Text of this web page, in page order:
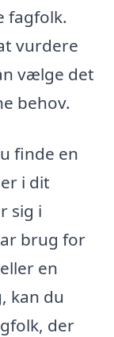
fagfolk.
vurdere
vælge det
behov.
finde en
i dit
sig i
brug for
en
kan du
der